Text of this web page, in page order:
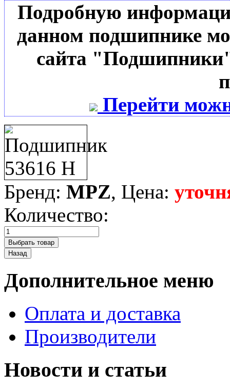
Подробную
данном подшипнике
сайта
Перейти
Бренд: MPZ, Цена:
Количество:
Дополнительное меню
Оплата и доставка
Производители
Новости и статьи